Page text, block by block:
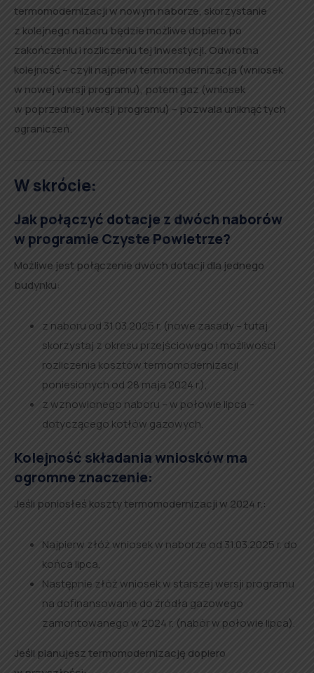
termomodernizacji w nowym naborze, skorzystanie
z kolejnego naboru będzie możliwe dopiero po
zakończeniu i rozliczeniu tej inwestycji. Odwrotna
kolejność – czyli najpierw termomodernizacja (wniosek
w nowej wersji programu), potem gaz (wniosek
w poprzedniej wersji programu) – pozwala uniknąć tych
ograniczeń.
W skrócie:
Jak połączyć dotacje z dwóch naborów
w programie Czyste Powietrze?
Możliwe jest połączenie dwóch dotacji dla jednego
budynku:
z naboru od 31.03.2025 r. (nowe zasady – tutaj
skorzystaj z okresu przejściowego i możliwości
rozliczenia kosztów termomodernizacji
poniesionych od 28 maja 2024 r.),
z wznowionego naboru – w połowie lipca –
dotyczącego kotłów gazowych.
Kolejność składania wniosków ma
ogromne znaczenie:
Jeśli poniosłeś koszty termomodernizacji w 2024 r.:
Najpierw złóż wniosek w naborze od 31.03.2025 r. do
końca lipca,
Następnie złóż wniosek w starszej wersji programu
na dofinansowanie do źródła gazowego
zamontowanego w 2024 r. (nabór w połowie lipca).
Jeśli planujesz termomodernizację dopiero